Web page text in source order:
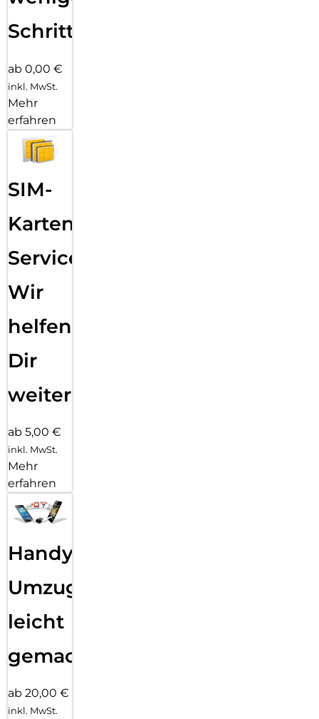
Schritten
ab 0,00 €
inkl. MwSt.
Mehr
erfahren
SIM-
Karten
Service:
Wir
helfen
Dir
weiter
ab 5,00 €
inkl. MwSt.
Mehr
erfahren
Handy
Umzug
leicht
gemacht!
ab 20,00 €
inkl. MwSt.